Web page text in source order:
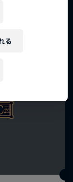
る